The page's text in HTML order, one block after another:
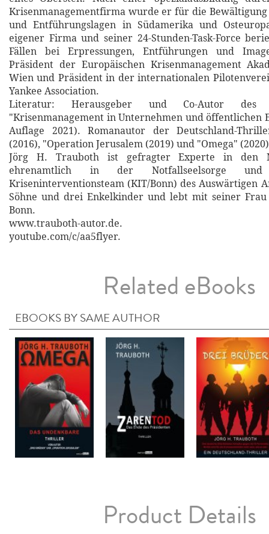
Krisenmanagementfirma wurde er für die Bewältigung
und Entführungslagen in Südamerika und
eigener Firma und seiner 24-Stunden-Task-Force
Fällen bei Erpressungen, Entführungen und
Präsident der Europäischen Krisenmanagement
Wien und Präsident in der internationalen
Yankee Association.
Literatur: Herausgeber und Co-Autor des
"Krisenmanagement in Unternehmen und öffentlichen
Auflage 2021). Romanautor der Deutschland-
(2016), "Operation Jerusalem (2019) und "Omega"
Jörg H. Trauboth ist gefragter Experte in den
ehrenamtlich in der Notfallseelsorge
Kriseninterventionsteam (KIT/Bonn) des Auswärtigen
Söhne und drei Enkelkinder und lebt mit seiner
Bonn.
www.trauboth-autor.de.
youtube.com/c/aa5flyer.
Related eBooks
EBOOKS BY SAME AUTHOR
Product Details